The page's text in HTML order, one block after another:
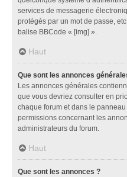
services de messagerie
protégés par un mot de passe,
balise BBCode « [img] ».
Haut
Que sont les annonces
Les annonces générales
que vous devriez consulter en
chaque forum et dans le
permissions concernant les
administrateurs du forum.
Haut
Que sont les annonces ?